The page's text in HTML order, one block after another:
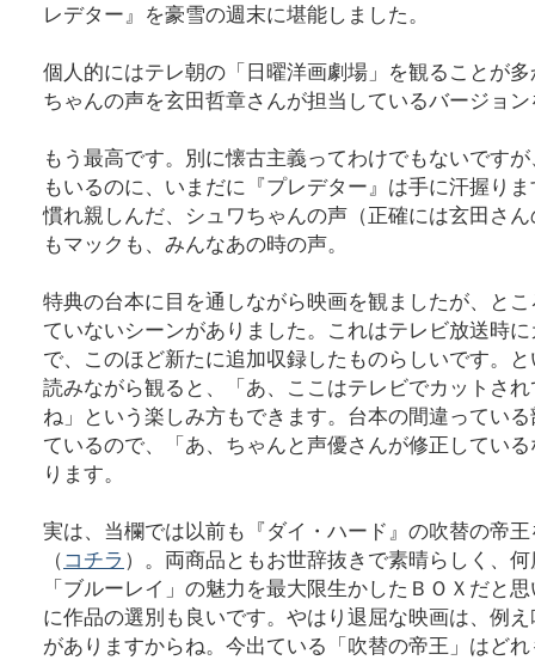
レデター』を豪雪の週末に堪能しました。
個人的にはテレ朝の「日曜洋画劇場」を観ることが
ちゃんの声を玄田哲章さんが担当しているバージョ
もう最高です。別に懐古主義ってわけでもないです
もいるのに、いまだに『プレデター』は手に汗握り
慣れ親しんだ、シュワちゃんの声（正確には玄田さ
もマックも、みんなあの時の声。
特典の台本に目を通しながら映画を観ましたが、と
ていないシーンがありました。これはテレビ放送時
で、このほど新たに追加収録したものらしいです。
読みながら観ると、「あ、ここはテレビでカットさ
ね」という楽しみ方もできます。台本の間違ってい
ているので、「あ、ちゃんと声優さんが修正してい
ります。
実は、当欄では以前も『ダイ・ハード』の吹替の帝
（ コチラ ）。両商品ともお世辞抜きで素晴らしく、
「ブルーレイ」の魅力を最大限生かしたＢＯＸだと
に作品の選別も良いです。やはり退屈な映画は、例
がありますからね。今出ている「吹替の帝王」はど